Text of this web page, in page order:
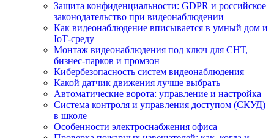
Защита конфиденциальности: GDPR и российское
законодательство при видеонаблюдении
Как видеонаблюдение вписывается в умный дом и
IoT‑среду
Монтаж видеонаблюдения под ключ для СНТ,
бизнес‑парков и промзон
Кибербезопасность систем видеонаблюдения
Какой датчик движения лучше выбрать
Автоматические ворота: управление и настройка
Система контроля и управления доступом (СКУД)
в школе
Особенности электроснабжения офиса